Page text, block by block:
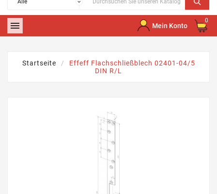
 Mein Konto
0
Startseite
Effeff Flachschließblech 02401-04/5
DIN R/L